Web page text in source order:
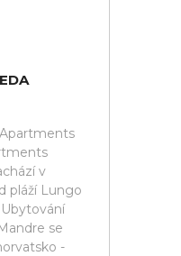
v
pláží Lungo
se
-